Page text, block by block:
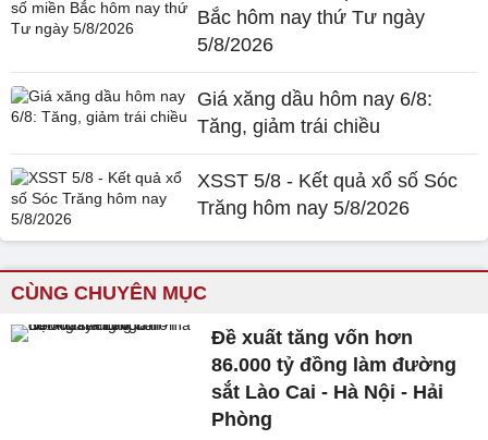
Bắc hôm nay thứ Tư ngày
5/8/2026
Giá xăng dầu hôm nay 6/8:
Tăng, giảm trái chiều
XSST 5/8 - Kết quả xổ số Sóc
Trăng hôm nay 5/8/2026
CÙNG CHUYÊN MỤC
Đề xuất tăng vốn hơn
86.000 tỷ đồng làm đường
sắt Lào Cai - Hà Nội - Hải
Phòng